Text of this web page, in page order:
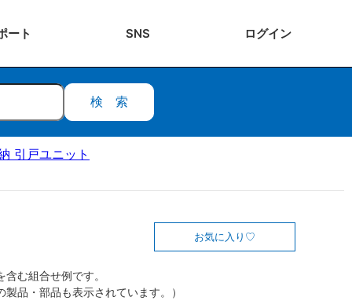
ート SNS ログイン
検索
引戸ユニット
お気に入り
む組合せ例です。
製品・部品も表示されています。）